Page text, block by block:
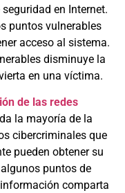
en Internet.
puntos vulnerables
acceso al sistema.
disminuye la
en una víctima.
de las redes
la mayoría de la
cibercriminales que
pueden obtener su
puntos de
comparta